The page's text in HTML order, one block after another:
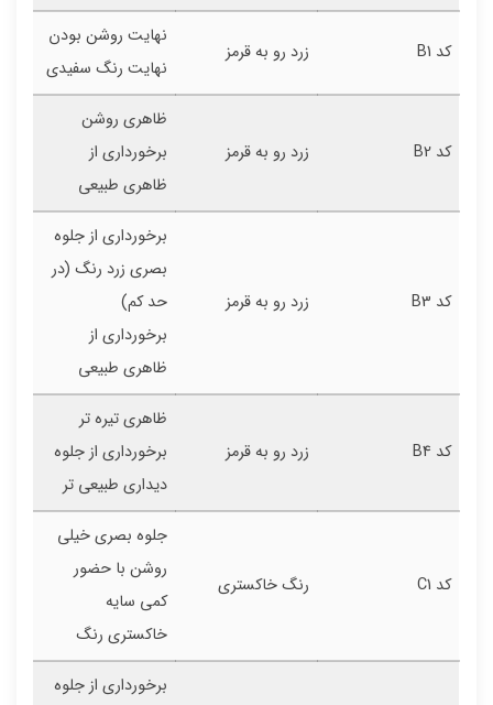
کد B1 زرد رو به قرمز
نهایت روشن بودن
نهایت رنگ سفیدی
کد B2 زرد رو به قرمز
ظاهری روشن
برخورداری از
ظاهری طبیعی
کد B3 زرد رو به قرمز
برخورداری از جلوه
بصری زرد رنگ (در
حد کم)
برخورداری از
ظاهری طبیعی
کد B4 زرد رو به قرمز
ظاهری تیره تر
برخورداری از جلوه
دیداری طبیعی تر
کد C1 رنگ خاکستری
جلوه بصری خیلی
روشن با حضور
کمی سایه
خاکستری رنگ
برخورداری از جلوه